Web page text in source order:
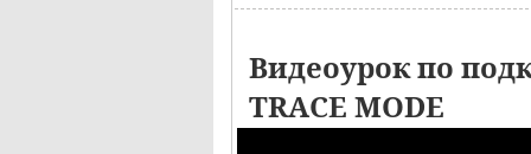
Видеоурок по
TRACE MODE